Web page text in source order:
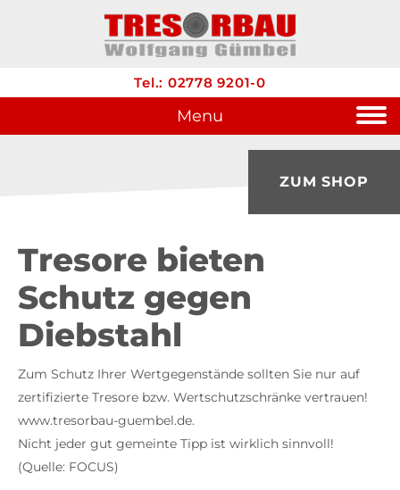
ZUM SHOP
Tel.: 02778 9201-0
Menu
Tresore bieten
Schutz gegen
Diebstahl
Zum Schutz Ihrer Wertgegenstände sollten Sie nur auf
zertifizierte Tresore bzw. Wertschutzschränke vertrauen!
www.tresorbau-guembel.de.
Nicht jeder gut gemeinte Tipp ist wirklich sinnvoll!
(Quelle: FOCUS)